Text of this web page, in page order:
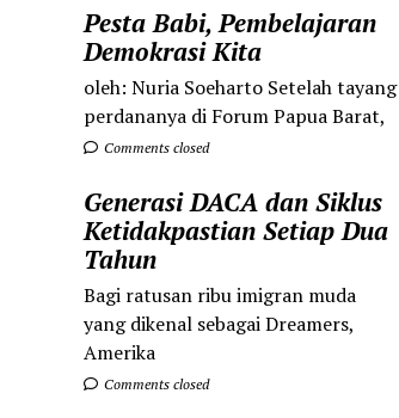
Pesta Babi, Pembelajaran
Demokrasi Kita
oleh: Nuria Soeharto Setelah tayang
perdananya di Forum Papua Barat,
Comments closed
Generasi DACA dan Siklus
Ketidakpastian Setiap Dua
Tahun
Bagi ratusan ribu imigran muda
yang dikenal sebagai Dreamers,
Amerika
Comments closed